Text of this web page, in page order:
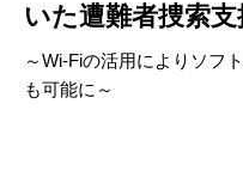
いた遭難者捜索
～Wi-Fiの活用によりソフ
も可能に～